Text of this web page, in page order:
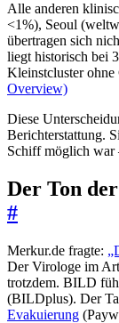
Alle anderen
<1%), Seoul
übertragen sich
liegt historisch bei
Kleinstcluster
Overview)
Diese
Berichterstattung.
Schiff möglich
Der Ton
#
Merkur.de fragte:
Der Virologe im
trotzdem. BILD
(BILDplus). Der
Evakuierung